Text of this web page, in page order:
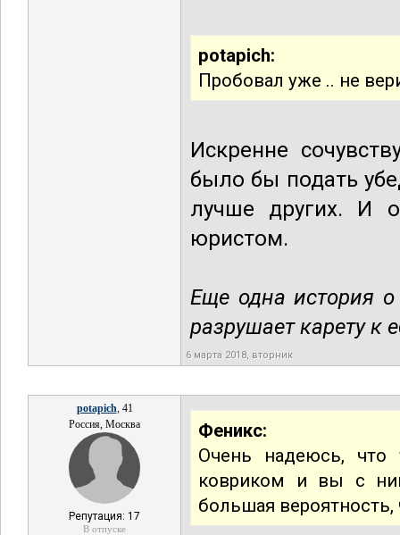
potapich:
Пробовал уже .. не
Искренне
было бы подать
лучше других. И
юристом.
Еще одна история
разрушает карету к
6 марта 2018, вторник
potapich, 41
Россия, Москва
Репутация: 17
В отпуске
Феникс:
Очень надеюсь, что
ковриком и вы с
большая вероятность,